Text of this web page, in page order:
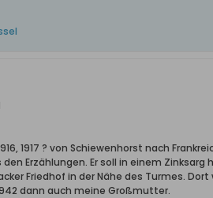
1917 ? von Schiewenhorst nach
Erzählungen. Er soll in einem Zinksarg
Friedhof in der Nähe des Turmes.
dann auch meine Großmutter.